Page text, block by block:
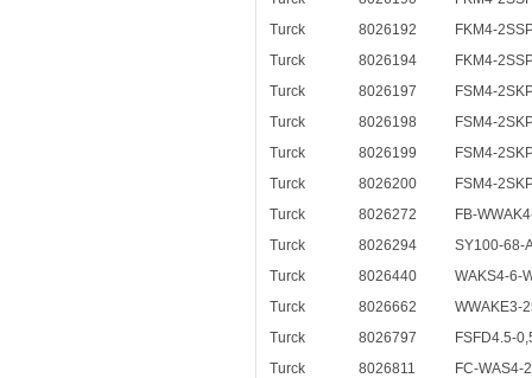
Turck
8026192
FKM4-
Turck
8026194
FKM4-
Turck
8026197
FSM4-
Turck
8026198
FSM4-
Turck
8026199
FSM4-
Turck
8026200
FSM4-
Turck
8026272
FB-
Turck
8026294
SY100-68-
Turck
8026440
WAKS4-6-
Turck
8026662
WWAKE3-
Turck
8026797
FSFD4.5-
Turck
8026811
FC-WAS4-